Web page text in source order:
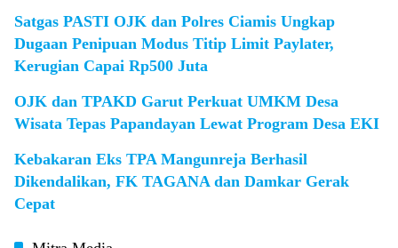
Satgas PASTI OJK dan Polres Ciamis Ungkap
Dugaan Penipuan Modus Titip Limit Paylater,
Kerugian Capai Rp500 Juta
OJK dan TPAKD Garut Perkuat UMKM Desa
Wisata Tepas Papandayan Lewat Program Desa EKI
Kebakaran Eks TPA Mangunreja Berhasil
Dikendalikan, FK TAGANA dan Damkar Gerak
Cepat